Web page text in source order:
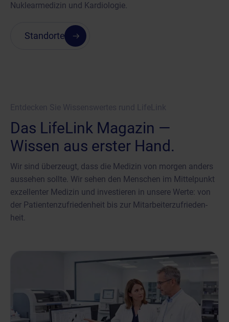
Nuklearmedizin und Kardiologie.
Standorte
Das LifeLink Magazin —
Wissen aus erster Hand.
Wir sind überzeugt, dass die Medizin von morgen anders
aussehen sollte. Wir sehen den Menschen im Mittelpunkt
exzellenter Medizin und investieren in unsere Werte: von
der Patienten­zufrieden­heit bis zur Mitarbeiter­zufrieden­
heit.